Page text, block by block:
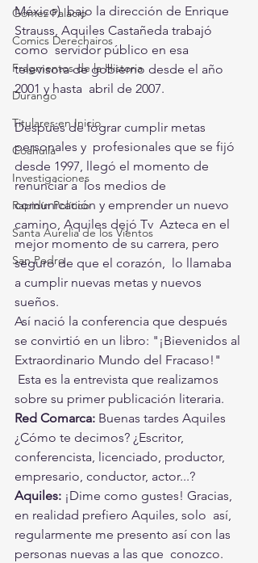
Gómez Palacio
Comics Derechairos
Fragmentos de la Historia
Durango
Titulares en Inicio
Coahuila
Investigaciones
Rapidín Político
Santa Aurelia de los Vientos
San Pedro
México)  bajo la dirección de Enrique
Strauss, Aquiles Castañeda trabajó
como  servidor público en esa
televisora de gobierno desde el año
2001 y hasta  abril de 2007.
Después de lograr cumplir metas
personales y  profesionales que se fijó
desde 1997, llegó el momento de
renunciar a  los medios de
comunicación y emprender un nuevo
camino, Aquiles dejó Tv  Azteca en el
mejor momento de su carrera, pero
seguro de que el corazón,  lo llamaba
a cumplir nuevas metas y nuevos
sueños.
Así nació la conferencia que después
se convirtió en un libro: "¡Bievenidos al
Extraordinario Mundo del Fracaso!"
sobre su primer publicación literaria.
Red Comarca: Buenas tardes Aquiles
¿Cómo te decimos? ¿Escritor,
conferencista, licenciado, productor,
empresario, conductor, actor...?
Aquiles: ¡Dime como gustes! Gracias,
en realidad prefiero Aquiles, solo  así,
regularmente me presento así con las
personas nuevas a las que  conozco.